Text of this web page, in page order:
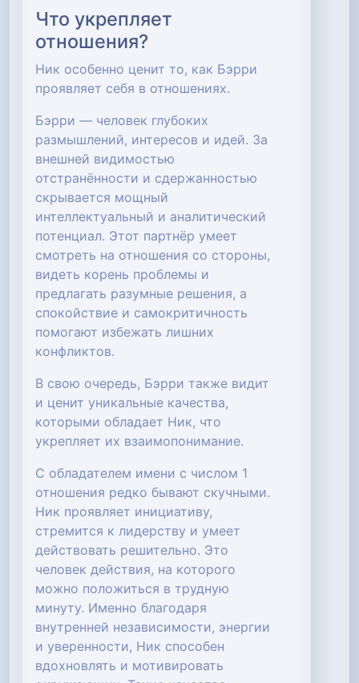
Что укрепляет
отношения?
Ник особенно ценит то, как Бэрри
проявляет себя в отношениях.
Бэрри — человек глубоких
размышлений, интересов и идей. За
внешней видимостью
отстранённости и сдержанностью
скрывается мощный
интеллектуальный и аналитический
потенциал. Этот партнёр умеет
смотреть на отношения со стороны,
видеть корень проблемы и
предлагать разумные решения, а
спокойствие и самокритичность
помогают избежать лишних
конфликтов.
В свою очередь, Бэрри также видит
и ценит уникальные качества,
которыми обладает Ник, что
укрепляет их взаимопонимание.
С обладателем имени с числом 1
отношения редко бывают скучными.
Ник проявляет инициативу,
стремится к лидерству и умеет
действовать решительно. Это
человек действия, на которого
можно положиться в трудную
минуту. Именно благодаря
внутренней независимости, энергии
и уверенности, Ник способен
вдохновлять и мотивировать